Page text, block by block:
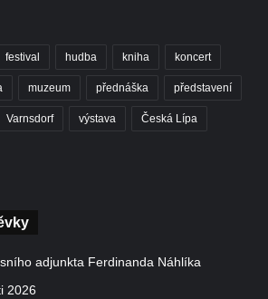
festival hudba kniha koncert
muzeum přednáška představení
Varnsdorf výstava Česká Lípa
adjunkta Ferdinanda Náhlíka
2026